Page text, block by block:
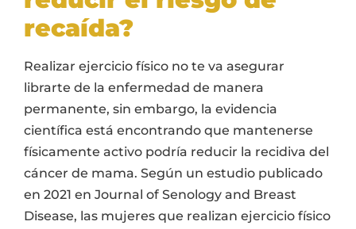
recaída?
Realizar ejercicio físico no te va asegurar
librarte de la enfermedad de manera
permanente, sin embargo, la evidencia
científica está encontrando que mantenerse
físicamente activo podría reducir la recidiva del
cáncer de mama. Según un estudio publicado
en 2021 en Journal of Senology and Breast
Disease, las mujeres que realizan ejercicio físico